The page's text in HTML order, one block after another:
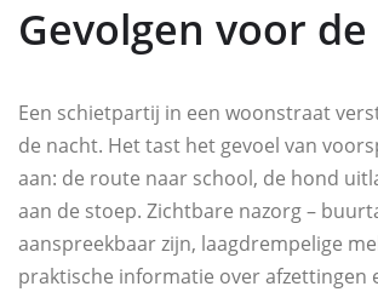
Gevolgen voor
Een schietpartij in een woonstraat
de nacht. Het tast het gevoel van
aan: de route naar school, de hond
aan de stoep. Zichtbare nazorg –
aanspreekbaar zijn, laagdrempelige
praktische informatie over afzettingen